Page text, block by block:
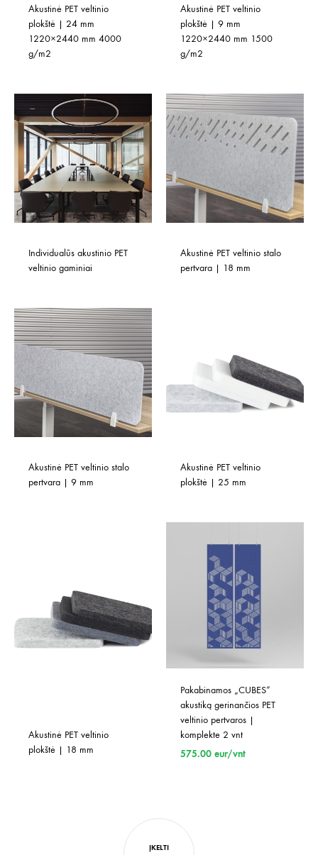
Akustinė PET veltinio
plokštė | 24 mm
1220×2440 mm 4000
g/m2
Akustinė PET veltinio
plokštė | 9 mm
1220×2440 mm 1500
g/m2
Individualūs akustinio PET
veltinio gaminiai
Akustinė PET veltinio stalo
pertvara | 18 mm
Akustinė PET veltinio stalo
pertvara | 9 mm
Akustinė PET veltinio
plokštė | 25 mm
Akustinė PET veltinio
plokštė | 18 mm
Pakabinamos „CUBES”
akustiką gerinančios PET
veltinio pertvaros |
komplekte 2 vnt
575.00 eur/vnt
ĮKELTI